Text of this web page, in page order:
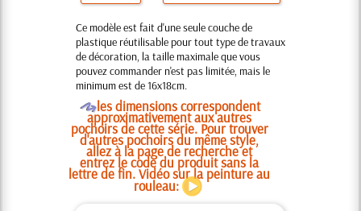
Ce modèle est fait d'une seule couche de
plastique réutilisable pour tout type de travaux
de décoration, la taille maximale que vous
pouvez commander n'est pas limitée, mais le
minimum est de 16x18cm.
Oles dimensions correspondent
approximativement aux autres
pochoirs de cette série. Pour trouver
d'autres pochoirs du même style,
allez à la page de recherche et
entrez le code du produit sans la
lettre de fin. Vidéo sur la peinture au
rouleau: